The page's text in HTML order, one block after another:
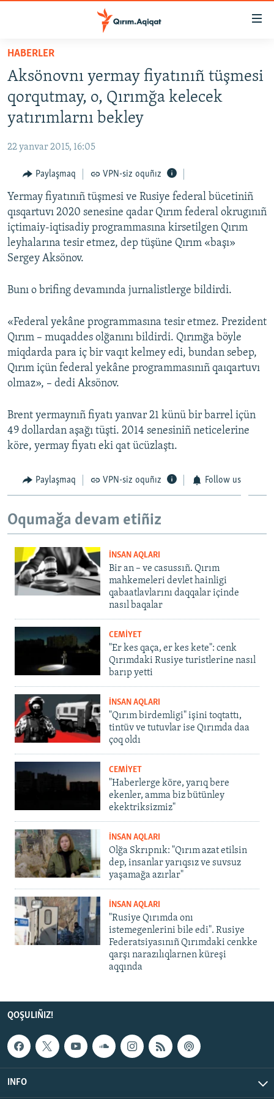
Esas
qaytmaq
Baş
navigatsiyağa
qaytmaq
Qıdıruvğa
qaytmaq
HABERLER
İQTİSADİYAT
MEDENİYET
İNSAN AQLARI
VİDEO
SÜRET
BLOGLAR
FİKİR
Русский
Українською
QOŞULIÑIZ!
RFE/RS bütün saytları
HABERLER
Aksönovnı yermay fiyatınıñ tüşmesi
qorqutmay, o, Qırımğa kelecek
yatırımlarnı bekley
22 yanvar 2015, 16:05
Paylaşmaq VPN-siz oquñız
Yermay fiyatınıñ tüşmesi ve Rusiye federal bücetiniñ
qısqartuvı 2020 senesine qadar Qırım federal okrugınıñ
içtimaiy-iqtisadiy programmasına kirsetilgen Qırım
leyhalarına tesir etmez, dep tüşüne Qırım «başı»
Sergey Aksönov.
Bunı o brifing devamında jurnalistlerge bildirdi.
«Federal yekâne programmasına tesir etmez. Prezident
Qırım – muqaddes olğanını bildirdi. Qırımğa böyle
miqdarda para iç bir vaqıt kelmey edi, bundan sebep,
Qırım içün federal yekâne programmasınıñ qaıqartuvı
olmaz», – dedi Aksönov.
Brent yermaynıñ fiyatı yanvar 21 künü bir barrel içün
49 dollardan aşağı tüşti. 2014 senesiniñ neticelerine
köre, yermay fiyatı eki qat ücüzlaştı.
Paylaşmaq VPN-siz oquñız Follow us
Oqumağa devam etiñiz
İNSAN AQLARI
Bir an – ve casussıñ. Qırım
mahkemeleri devlet hainligi
qabaatlavlarını daqqalar içinde
nasıl baqalar
CEMİYET
"Er kes qaça, er kes kete": cenk
Qırımdaki Rusiye turistlerine nasıl
barıp yetti
İNSAN AQLARI
"Qırım birdemligi" işini toqtattı,
tintüv ve tutuvlar ise Qırımda daa
çoq oldı
CEMİYET
"Haberlerge köre, yarıq bere
ekenler, amma biz bütünley
ekektriksizmiz"
İNSAN AQLARI
Olğa Skrıpnık: "Qırım azat etilsin
dep, insanlar yarıqsız ve suvsuz
yaşamağa azırlar"
İNSAN AQLARI
"Rusiye Qırımda onı
istemegenlerini bile edi". Rusiye
Federatsiyasınıñ Qırımdaki cenkke
qarşı narazılıqlarnen küreşi
aqqında
QOŞULIÑIZ!
INFO